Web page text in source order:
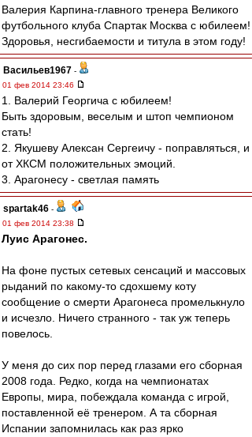
Валерия Карпина-главного тренера Великого
футбольного клуба Спартак Москва с юбилеем!
Здоровья, несгибаемости и титула в этом году!
Васильев1967 -
01 фев 2014 23:46
1. Валерий Георгича с юбилеем!
Быть здоровым, веселым и штоп чемпионом
стать!
2. Якушеву Алексан Сергеичу - поправляться, и
от ХКСМ положительных эмоций.
3. Арагонесу - светлая память
spartak46 -
01 фев 2014 23:38
Луис Арагонес.
На фоне пустых сетевых сенсаций и массовых
рыданий по какому-то сдохшему коту
сообщение о смерти Арагонеса промелькнуло
и исчезло. Ничего странного - так уж теперь
повелось.
У меня до сих пор перед глазами его сборная
2008 года. Редко, когда на чемпионатах
Европы, мира, побеждала команда с игрой,
поставленной её тренером. А та сборная
Испании запомнилась как раз ярко